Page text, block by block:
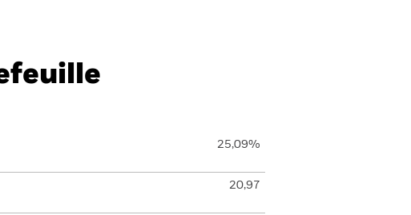
25,09%
20,97